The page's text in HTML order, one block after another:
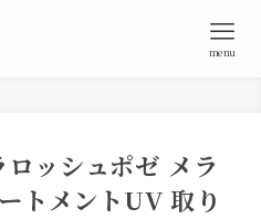
menu
ロッシュポゼ メラ
トメントUV 取り